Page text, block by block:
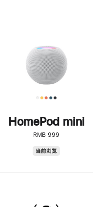
HomePod mini
RMB 999
当前浏览